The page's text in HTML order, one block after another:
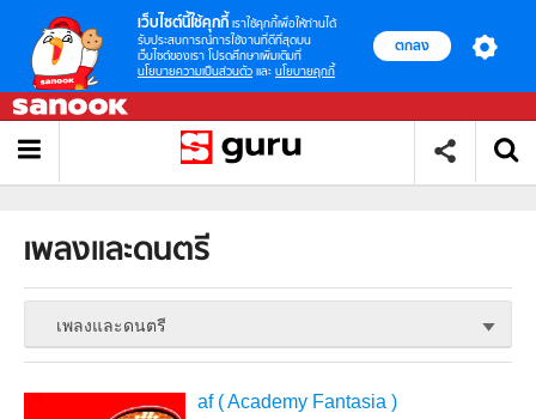
เว็บไซต์นี้ใช้คุกกี้ เราใช้คุกกี้เพื่อให้ท่านได้
รับประสบการณ์การใช้งานที่ดีที่สุดบน
เว็บไซต์ของเรา โปรดศึกษาเพิ่มเติมที่
นโยบายความเป็นส่วนตัว และ นโยบายคุกกี้
ตกลง
เพลงและดนตรี
เพลงและดนตรี
af ( Academy Fantasia )